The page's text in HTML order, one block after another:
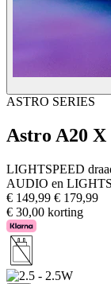
ASTRO SERIES
Astro A20 X
LIGHTSPEED
AUDIO en
€ 149,99 € 179,99
€ 30,00 korting